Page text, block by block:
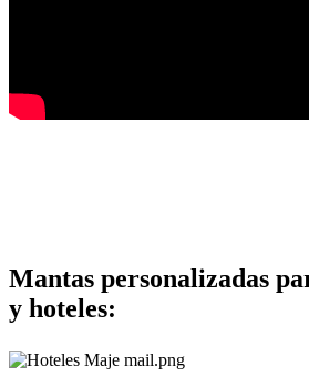
Mantas personalizadas
y hoteles: